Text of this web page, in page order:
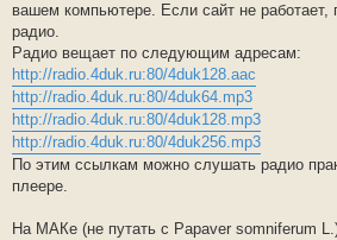
вашем компьютере. Если сайт не
радио.
Радио вещает по следующим адресам:
http://radio.4duk.ru:80/4duk128.aac
http://radio.4duk.ru:80/4duk64.mp3
http://radio.4duk.ru:80/4duk128.mp3
http://radio.4duk.ru:80/4duk256.mp3
По этим ссылкам можно слушать радио
плеере.
На МАКе (не путать с Рараvеr somniferum